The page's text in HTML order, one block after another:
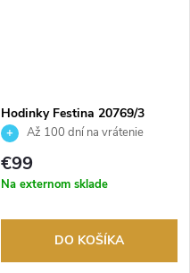
Hodinky Festina 20769/3
Až 100 dní na vrátenie
tovaru. Autorizovaný predajca.
€99
Na externom sklade
DO KOŠÍKA